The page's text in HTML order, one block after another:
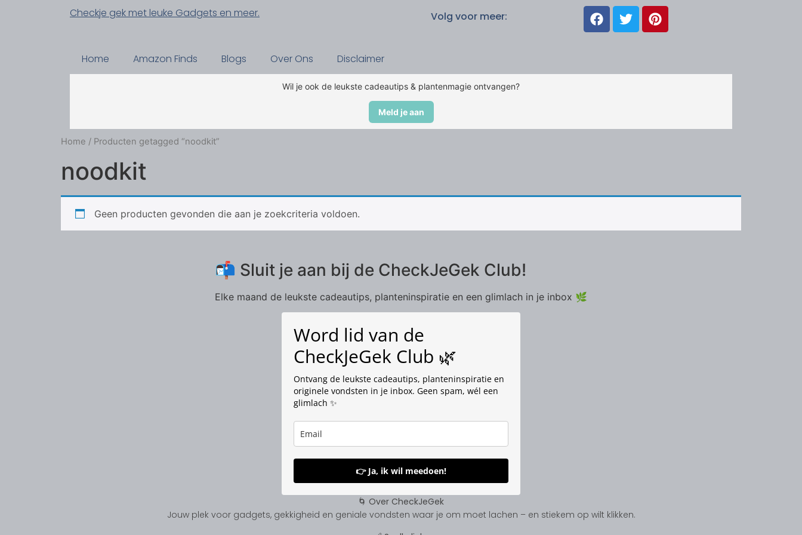
Checkje gek met leuke Gadgets en meer. Volg voor meer:
Home Amazon Finds Blogs Over Ons Disclaimer
Wil je ook de leukste cadeautips & plantenmagie ontvangen?
Meld je aan
Home / Producten getagged “noodkit”
noodkit
Geen producten gevonden die aan je zoekcriteria voldoen.
📬 Sluit je aan bij de CheckJeGek Club!
Elke maand de leukste cadeautips, planteninspiratie en een glimlach in je inbox 🌿
Word lid van de
CheckJeGek Club 🌿
Ontvang de leukste cadeautips, planteninspiratie en
originele vondsten in je inbox. Geen spam, wél een
glimlach ✨
👉 Ja, ik wil meedoen!
🌀 Over CheckJeGek
Jouw plek voor gadgets, gekkigheid en geniale vondsten waar je om moet lachen – en stiekem op wilt klikken.